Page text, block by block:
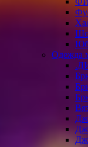
Одежда